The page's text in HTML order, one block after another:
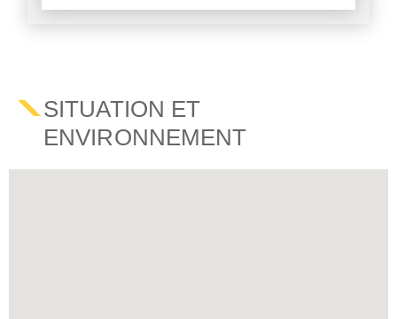
SITUATION ET
ENVIRONNEMENT